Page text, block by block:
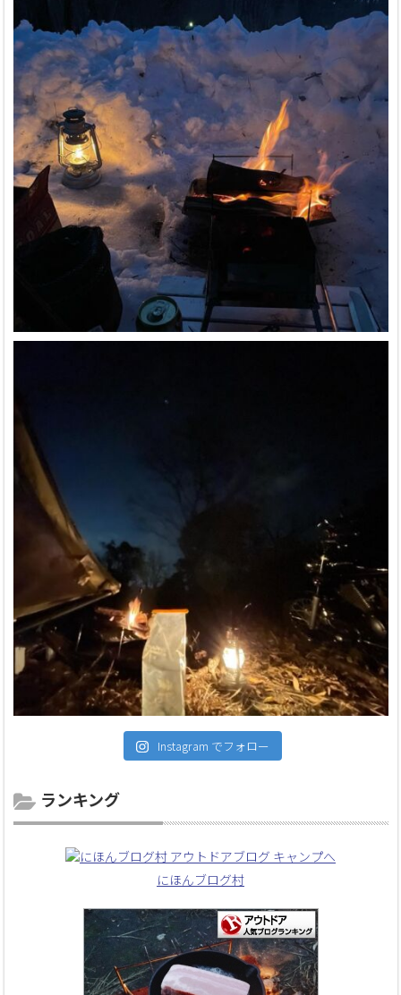
Instagram でフォロー
ランキング
にほんブログ村